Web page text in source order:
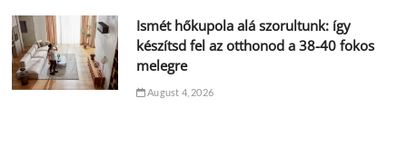
Ismét hőkupola alá szorultunk: így
készítsd fel az otthonod a 38-40 fokos
melegre
August 4, 2026